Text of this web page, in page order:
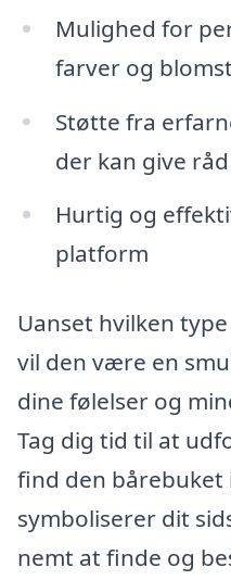
Mulighed for
farver og
Støtte fra
der kan give
Hurtig og
platform
Uanset hvilken
vil den være en
dine følelser og
Tag dig tid til at
find den bårebuket
symboliserer dit
nemt at finde og